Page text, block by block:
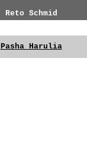
Reto Schmid
Pasha Harulia